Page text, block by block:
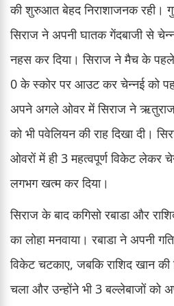
की शुरुआत बेहद निराशाजनक रही।
सिराज ने अपनी घातक गेंदबाजी से
नहस कर दिया। सिराज ने मैच के
0 के स्कोर पर आउट कर चेन्नई को
अपने अगले ओवर में सिराज ने ऋतुराज
को भी पवेलियन की राह दिखा दी।
ओवरों में ही 3 महत्वपूर्ण विकेट लेकर
लगभग खत्म कर दिया।
सिराज के बाद कगिसो रबाडा और
का लोहा मनवाया। रबाडा ने अपनी
विकेट चटकाए, जबकि राशिद खान की
चला और उन्होंने भी 3 बल्लेबाजों को